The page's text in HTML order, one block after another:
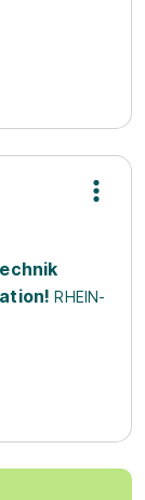
RHEIN-